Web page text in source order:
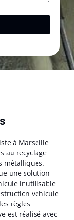
à Marseille
au recyclage
métalliques.
une solution
inutilisable
véhicule
règles
est réalisé avec